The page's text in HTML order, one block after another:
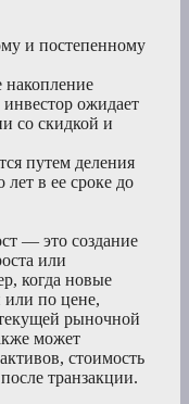
и постепенному
ожидает
со скидкой и
путем деления
лет в ее сроке до
— это создание
или
когда новые
или по цене,
рыночной
может
стоимость
транзакции.